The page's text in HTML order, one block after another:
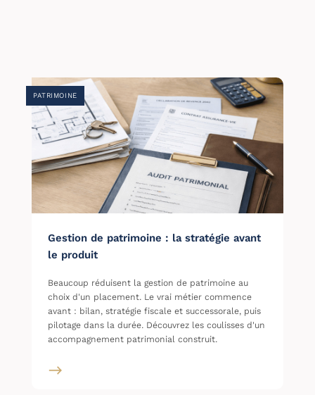
PATRIMOINE
Gestion de patrimoine : la stratégie avant
le produit
Beaucoup réduisent la gestion de patrimoine au
choix d'un placement. Le vrai métier commence
avant : bilan, stratégie fiscale et successorale, puis
pilotage dans la durée. Découvrez les coulisses d'un
accompagnement patrimonial construit.